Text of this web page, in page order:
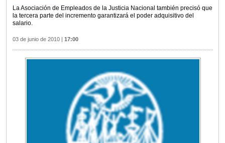
La Asociación de Empleados de la Justicia Nacional también precisó que
la tercera parte del incremento garantizará el poder adquisitivo del
salario.
03 de junio de 2010 | 17:00